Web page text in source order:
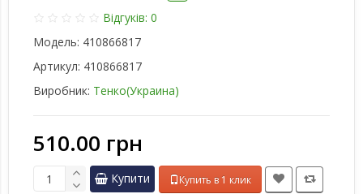
Відгуків: 0
Модель: 410866817
Артикул: 410866817
Виробник: Тенко(Украина)
510.00 грн
Купити Купить в 1 клик